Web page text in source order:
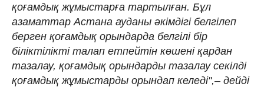
қоғамдық жұмыстарға тартылған. Бұл
азаматтар Астана ауданы әкімдігі белгілеп
берген қоғамдық орындарда белгілі бір
біліктілікті талап етпейтін көшені қардан
тазалау, қоғамдық орындарды тазалау секілді
қоғамдық жұмыстарды орындап келеді",– дейді